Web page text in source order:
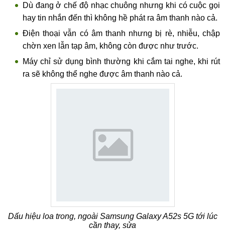
Dù đang ở chế độ nhạc chuông nhưng khi có cuộc gọi
hay tin nhắn đến thì không hề phát ra âm thanh nào cả.
Điện thoại vẫn có âm thanh nhưng bị rè, nhiễu, chập
chờn xen lẫn tạp âm, không còn được như trước.
Máy chỉ sử dụng bình thường khi cắm tai nghe, khi rút
ra sẽ không thể nghe được âm thanh nào cả.
Dấu hiệu loa trong, ngoài Samsung Galaxy A52s 5G tới lúc
cần thay, sửa